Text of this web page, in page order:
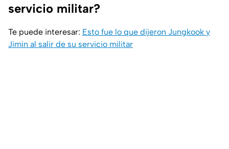
servicio militar?
Te puede interesar: Esto fue lo que dijeron Jungkook y
Jimin al salir de su servicio militar